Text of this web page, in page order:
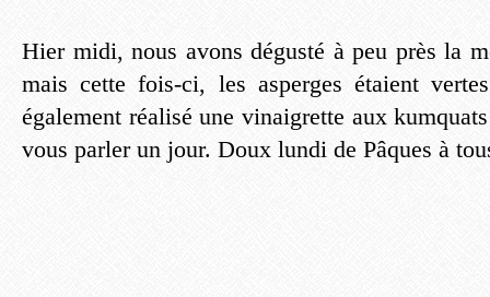
Hier midi, nous avons dégusté à peu près la
mais cette fois-ci, les asperges étaient
également réalisé une vinaigrette aux
vous parler un jour. Doux lundi de Pâques à